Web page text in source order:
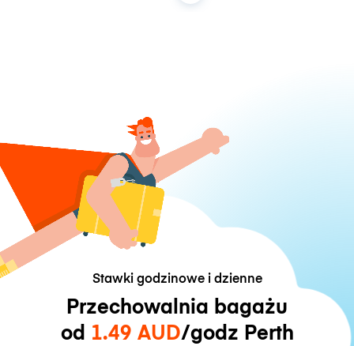
Stawki godzinowe i dzienne
Przechowalnia bagażu
od 1.49 AUD/godz Perth